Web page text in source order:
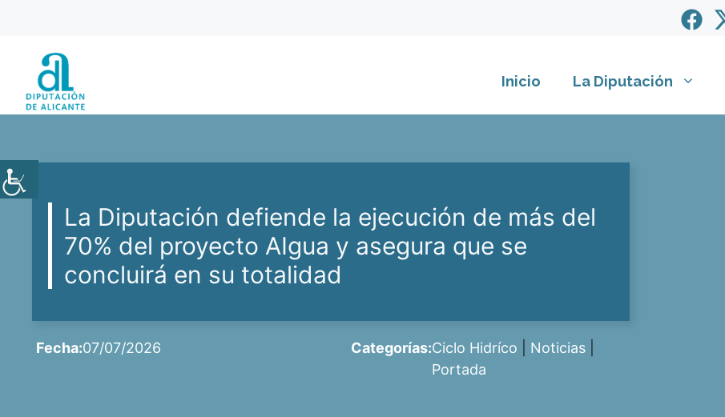
contenido
Inicio La Diputación
La Diputación defiende la ejecución de más del
70% del proyecto AIgua y asegura que se
concluirá en su totalidad
Fecha:07/07/2026 Categorías:Ciclo Hidríco Noticias
Portada